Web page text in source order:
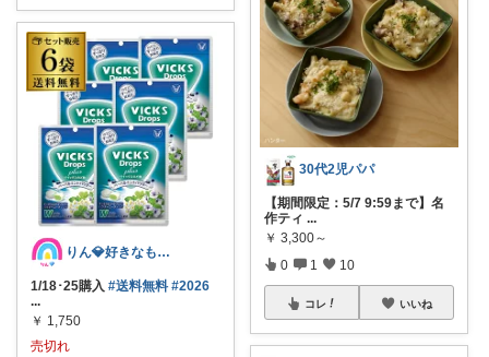
りん💎好きなものღ⠜
1/18･25購入 #送料無料 #2026
...
￥ 1,750
売切れ
30代2児パパ
【期間限定：5/7 9:59まで】名
作ティ ...
￥ 3,300～
0 1 10
コレ いいね